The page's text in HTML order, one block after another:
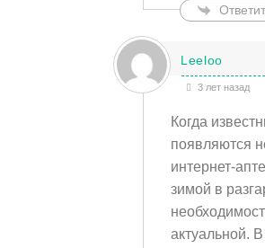
Leeloo
3 лет назад
Когда
появляются
интернет-
зимой в
актуальной.